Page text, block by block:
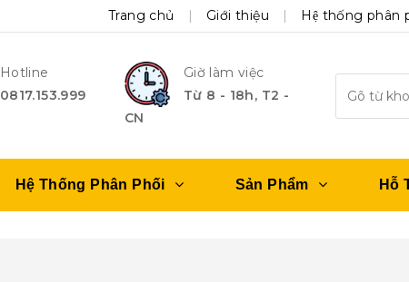
Trang chủ Giới thiệu Hệ thống phân
Hotline
0817.153.999
Giờ làm việc
Từ 8 - 18h, T2 -
CN
Hệ Thống Phân Phối Sản Phẩm Hỗ